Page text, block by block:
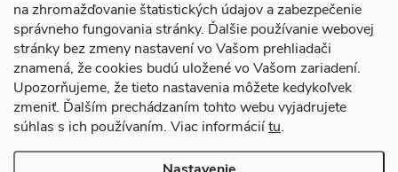
na zhromažďovanie štatistických údajov a zabezpečenie
správneho fungovania stránky. Ďalšie používanie webovej
stránky bez zmeny nastavení vo Vašom prehliadači
znamená, že cookies budú uložené vo Vašom zariadení.
Upozorňujeme, že tieto nastavenia môžete kedykoľvek
zmeniť. Ďalším prechádzaním tohto webu vyjadrujete
súhlas s ich používaním. Viac informáciítu.
Sledovať na Instagrame
TIk Tok Instagram Facebook